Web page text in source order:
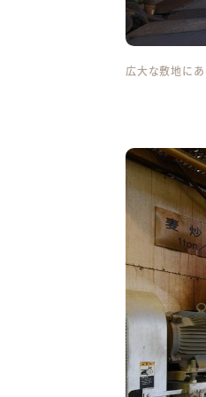
広大な敷地に